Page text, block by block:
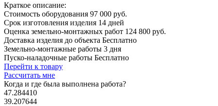
Краткое описание:
Стоимость оборудования 97 000 руб.
Срок изготовления изделия 14 дней
Оценка земельно-монтажных работ 124 800 руб.
Доставка изделия до объекта Бесплатно
Земельно-монтажные работы 3 дня
Пуско-наладочные работы Бесплатно
Перейти к товару
Рассчитать мне
Когда и где была выполнена работа?
47.284410
39.207644